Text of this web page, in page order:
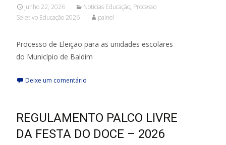
junho 22, 2026 Notícias Educação, Processo
Seletivo Educação 2026
painel
Processo de Eleição para as unidades escolares
do Município de Baldim
Deixe um comentário
REGULAMENTO PALCO LIVRE
DA FESTA DO DOCE – 2026